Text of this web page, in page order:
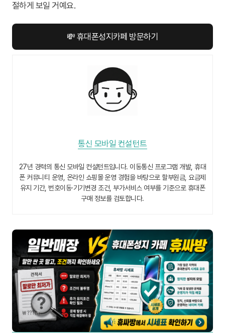
절하게 보일 거예요.
💸 휴대폰성지카페 방문하기
통신 모바일 컨설턴트
27년 경력의 통신 모바일 컨설턴트입니다. 이동통신 프로그램 개발, 휴대
폰 커뮤니티 운영, 온라인 쇼핑몰 운영 경험을 바탕으로 할부원금, 요금제
유지 기간, 번호이동·기기변경 조건, 부가서비스 여부를 기준으로 휴대폰
구매 정보를 검토합니다.